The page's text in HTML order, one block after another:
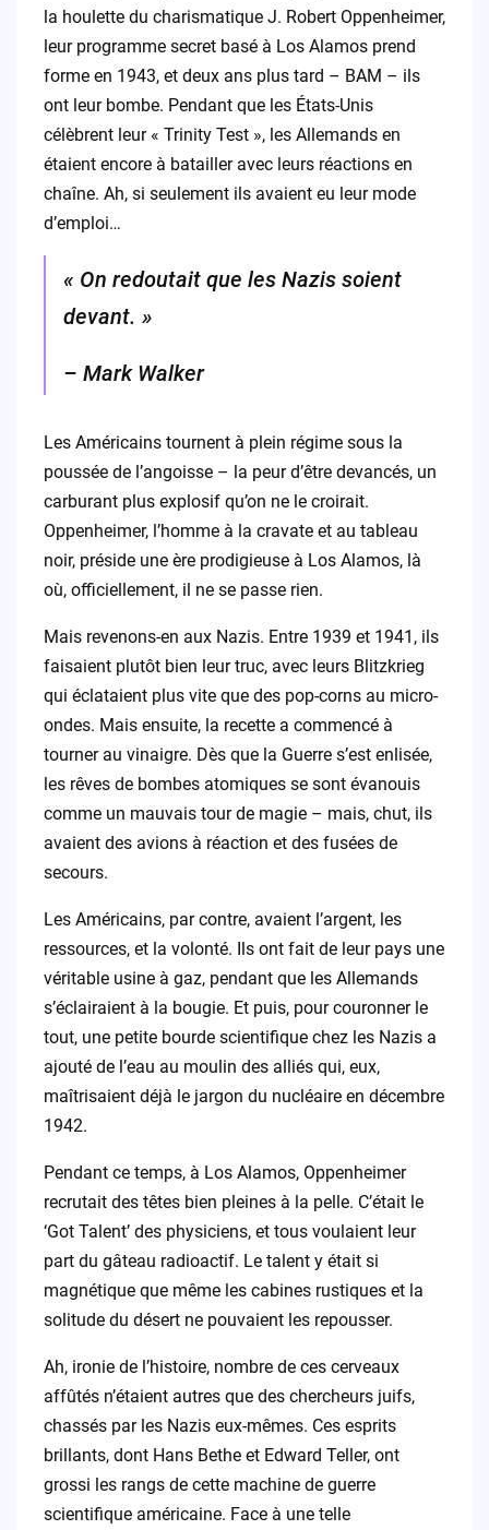
la houlette du charismatique J. Robert Oppenheimer,
leur programme secret basé à Los Alamos prend
forme en 1943, et deux ans plus tard – BAM – ils
ont leur bombe. Pendant que les États-Unis
célèbrent leur « Trinity Test », les Allemands en
étaient encore à batailler avec leurs réactions en
chaîne. Ah, si seulement ils avaient eu leur mode
d’emploi…
« On redoutait que les Nazis soient
devant. »
– Mark Walker
Les Américains tournent à plein régime sous la
poussée de l’angoisse – la peur d’être devancés, un
carburant plus explosif qu’on ne le croirait.
Oppenheimer, l’homme à la cravate et au tableau
noir, préside une ère prodigieuse à Los Alamos, là
où, officiellement, il ne se passe rien.
Mais revenons-en aux Nazis. Entre 1939 et 1941, ils
faisaient plutôt bien leur truc, avec leurs Blitzkrieg
qui éclataient plus vite que des pop-corns au micro-
ondes. Mais ensuite, la recette a commencé à
tourner au vinaigre. Dès que la Guerre s’est enlisée,
les rêves de bombes atomiques se sont évanouis
comme un mauvais tour de magie – mais, chut, ils
avaient des avions à réaction et des fusées de
secours.
Les Américains, par contre, avaient l’argent, les
ressources, et la volonté. Ils ont fait de leur pays une
véritable usine à gaz, pendant que les Allemands
s’éclairaient à la bougie. Et puis, pour couronner le
tout, une petite bourde scientifique chez les Nazis a
ajouté de l’eau au moulin des alliés qui, eux,
maîtrisaient déjà le jargon du nucléaire en décembre
1942.
Pendant ce temps, à Los Alamos, Oppenheimer
recrutait des têtes bien pleines à la pelle. C’était le
‘Got Talent’ des physiciens, et tous voulaient leur
part du gâteau radioactif. Le talent y était si
magnétique que même les cabines rustiques et la
solitude du désert ne pouvaient les repousser.
Ah, ironie de l’histoire, nombre de ces cerveaux
affûtés n’étaient autres que des chercheurs juifs,
chassés par les Nazis eux-mêmes. Ces esprits
brillants, dont Hans Bethe et Edward Teller, ont
grossi les rangs de cette machine de guerre
scientifique américaine. Face à une telle